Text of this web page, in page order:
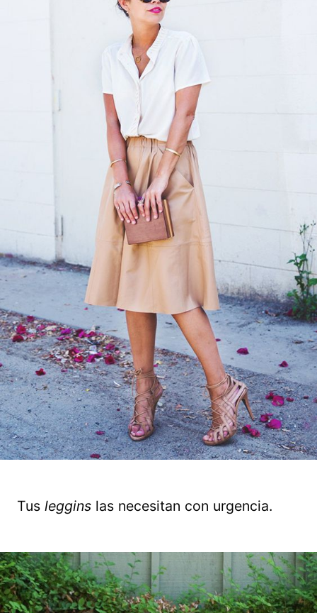
Tus leggins las necesitan con urgencia.